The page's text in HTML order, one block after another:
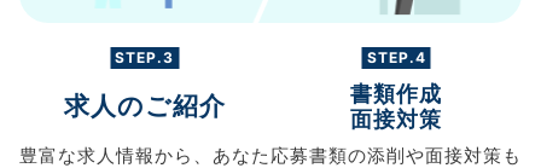
STEP.3
求人のご紹介
豊富な求人情報から、 あなた
STEP.4
書類作成
面接対策
応募書類の添削や面接対策も